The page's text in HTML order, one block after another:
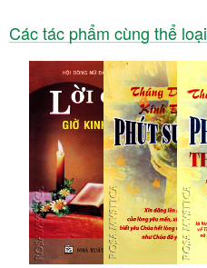
Các tác phẩm cùng thể loại